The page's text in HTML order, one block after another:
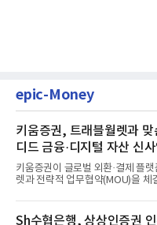
epic-Money
키움증권, 트래블월렛과
디드 금융·디지털 자산 신
키움증권이 글로벌 외환·결제 플
렛과 전략적 업무협약(MOU)을 체
Sh수협은행, 상상인증권